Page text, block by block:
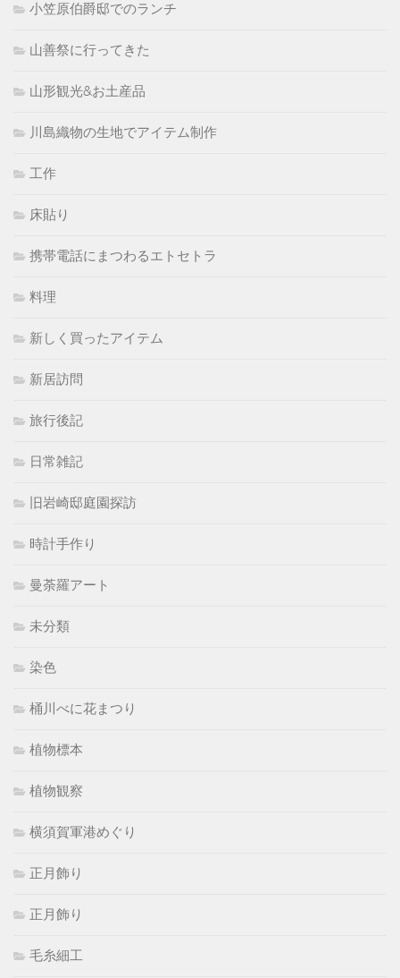
小笠原伯爵邸でのランチ
山善祭に行ってきた
山形観光&お土産品
川島織物の生地でアイテム制作
工作
床貼り
携帯電話にまつわるエトセトラ
料理
新しく買ったアイテム
新居訪問
旅行後記
日常雑記
旧岩崎邸庭園探訪
時計手作り
曼荼羅アート
未分類
染色
桶川べに花まつり
植物標本
植物観察
横須賀軍港めぐり
正月飾り
正月飾り
毛糸細工